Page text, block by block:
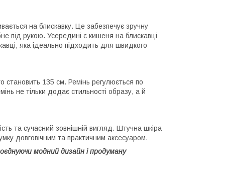
на блискавку. Це забезпечує зручну
під рукою. Усередині є кишеня на блискавці
яка ідеально підходить для швидкого
135 см. Ремінь регулюється по
не тільки додає стильності образу, а й
та сучасний зовнішній вигляд. Штучна шкіра
довговічним та практичним аксесуаром.
модний дизайн і продуману